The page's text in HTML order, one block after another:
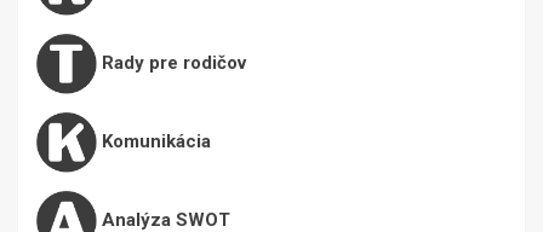
Rady pre rodičov
Komunikácia
Analýza SWOT